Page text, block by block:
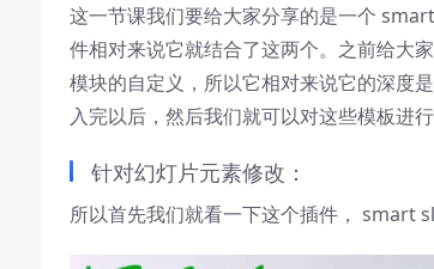
Subtitles
subtitles settings , opens subtitles
settings dialog
subtitles off, selected
Picture-in-Picture
Fullscreen
这一节课我们要给大家分享的是一个
件相对来说它就结合了这两个。之前给大
模块的自定义，所以它相对来说它的深度
入完以后，然后我们就可以对这些模板进行
针对幻灯片元素修改：
所以首先我们就看一下这个插件， smart